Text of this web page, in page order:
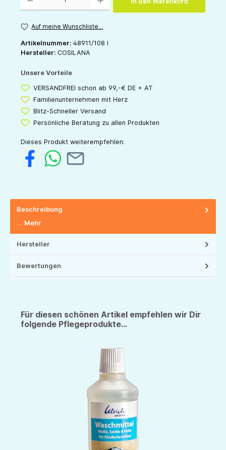
Auf meine Wunschliste...
Artikelnummer: 48911/108 I
Hersteller: COSILANA
Unsere Vorteile
VERSANDFREI schon ab 99,-€ DE + AT
Familienunternehmen mit Herz
Blitz-Schneller Versand
Persönliche Beratung zu allen Produkten
Dieses Produkt weiterempfehlen:
Beschreibung
… Mehr
Hersteller
Bewertungen
Für diesen schönen Artikel empfehlen wir Dir
folgende Pflegeprodukte...